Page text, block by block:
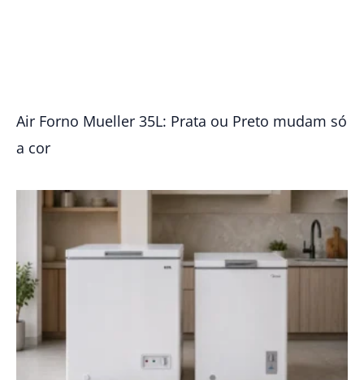
Air Forno Mueller 35L: Prata ou Preto mudam só
a cor